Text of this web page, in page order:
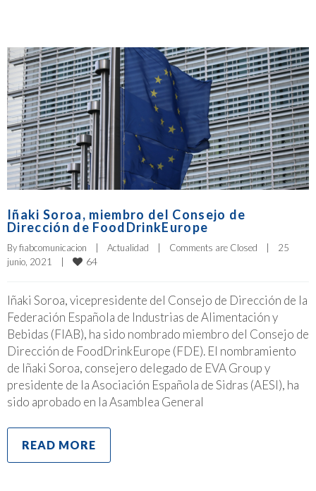
Iñaki Soroa, miembro del Consejo de
Dirección de FoodDrinkEurope
By fiabcomunicacion | Actualidad | Comments are Closed |
25
junio, 2021
| 64
Iñaki Soroa, vicepresidente del Consejo de Dirección de la
Federación Española de Industrias de Alimentación y
Bebidas (FIAB), ha sido nombrado miembro del Consejo de
Dirección de FoodDrinkEurope (FDE). El nombramiento
de Iñaki Soroa, consejero delegado de EVA Group y
presidente de la Asociación Española de Sidras (AESI), ha
sido aprobado en la Asamblea General
READ MORE